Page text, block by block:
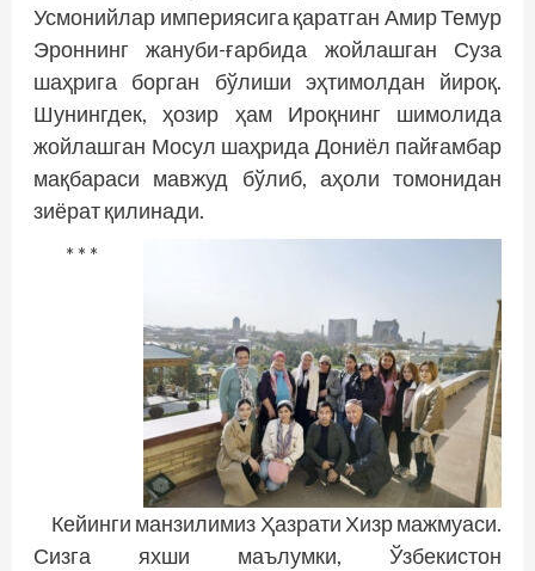
Усмонийлар империясига қаратган Амир Темур
Эроннинг жануби-ғарбида жойлашган Суза
шаҳрига борган бўлиши эҳтимолдан йироқ.
Шунингдек, ҳозир ҳам Ироқнинг шимолида
жойлашган Мосул шаҳрида Дониёл пайғамбар
мақбараси мавжуд бўлиб, аҳоли томонидан
зиёрат қилинади.
* * *
Кейинги манзилимиз Ҳазрати Хизр мажмуаси.
Сизга яхши маълумки, Ўзбекистон